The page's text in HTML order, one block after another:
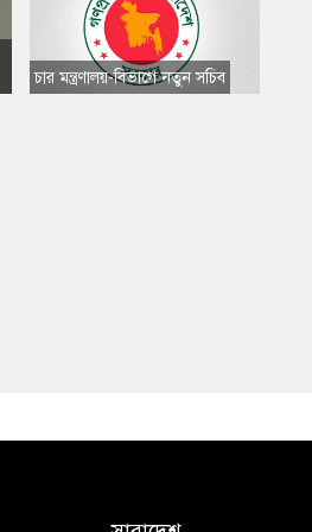
​চার মন্ত্রণালয়-বিভাগে নতুন সচিব